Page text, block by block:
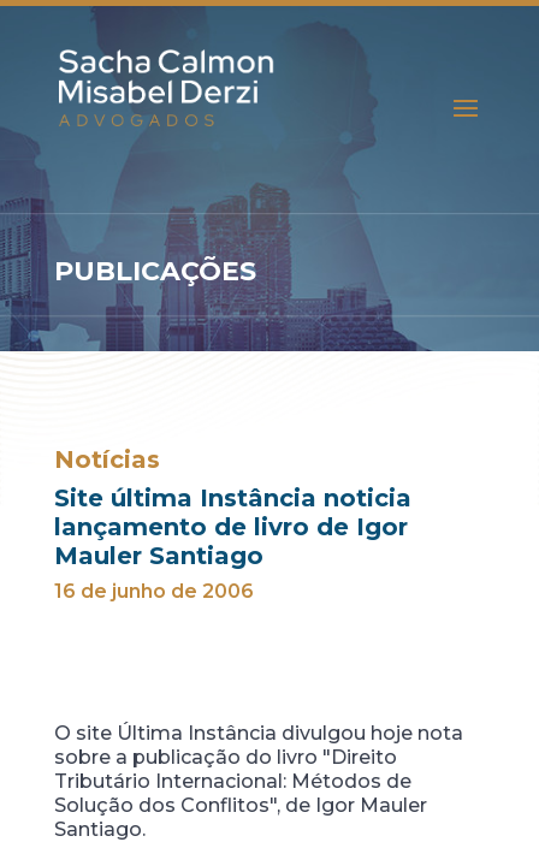
PUBLICAÇÕES
Notícias
Site última Instância noticia
lançamento de livro de Igor
Mauler Santiago
16 de junho de 2006
O site Última Instância divulgou hoje nota
sobre a publicação do livro "Direito
Tributário Internacional: Métodos de
Solução dos Conflitos", de Igor Mauler
Santiago.